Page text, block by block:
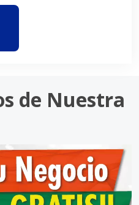
de Nuestra